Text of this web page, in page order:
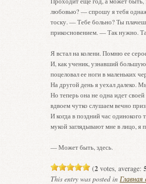
любовью? — спрошу я тебя
тоску. — Тебе больно? Ты
прикосновением. — Так нужно.
Я встал на колени. Помню ее
И, как ученик, узнавший
поцеловал ее ноги в маленьких
На другой день я уехал далеко.
Но теперь она не одна идет
вдвоем чутко слушаем вечно
И когда в поздний час
мукой заглядывают мне в лицо,
— Может быть, здесь.
(2votes, average:
This entry was posted in